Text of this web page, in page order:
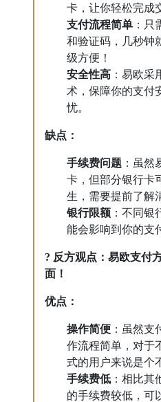
卡，让你轻松完成
支付流程简单 ：只
和验证码，几秒钟
级方便！
安全性高 ：易欧采
术，保障你的支付
忧。
缺点：
手续费问题 ：虽然
卡，但部分银行卡
生，需要提前了解
银行限额 ：不同银
能会影响到你的支
? 反方观点：易欧支付
面！
优点：
操作简便 ：虽然支
作流程简单，对于
式的用户来说是个
手续费低 ：相比其
的手续费较低，可